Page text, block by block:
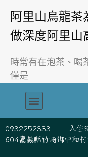
阿里山烏龍
做深度阿里山
時常有在泡茶、喝
僅是
0932252333
入住
604嘉義縣竹崎鄉中和